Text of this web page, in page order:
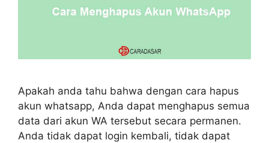
Apakah anda tahu bahwa dengan cara hapus
akun whatsapp, Anda dapat menghapus semua
data dari akun WA tersebut secara permanen.
Anda tidak dapat login kembali, tidak dapat